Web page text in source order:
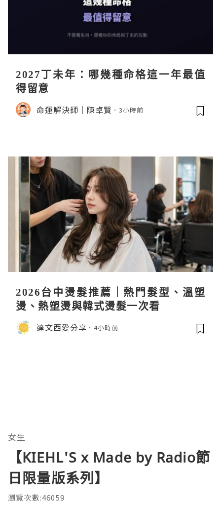
2027丁未年：哪幾種命格這一年最值
得留意
命運解決師｜陳卓賢 3小時前
2026台中燙髮推薦｜熱門髮型、溫塑
燙、熱塑燙與韓式燙髮一次看
達文西愛分享 4小時前
女生
【KIEHL'S x Made by Radio節
日限量版系列】
瀏覽次數:46059